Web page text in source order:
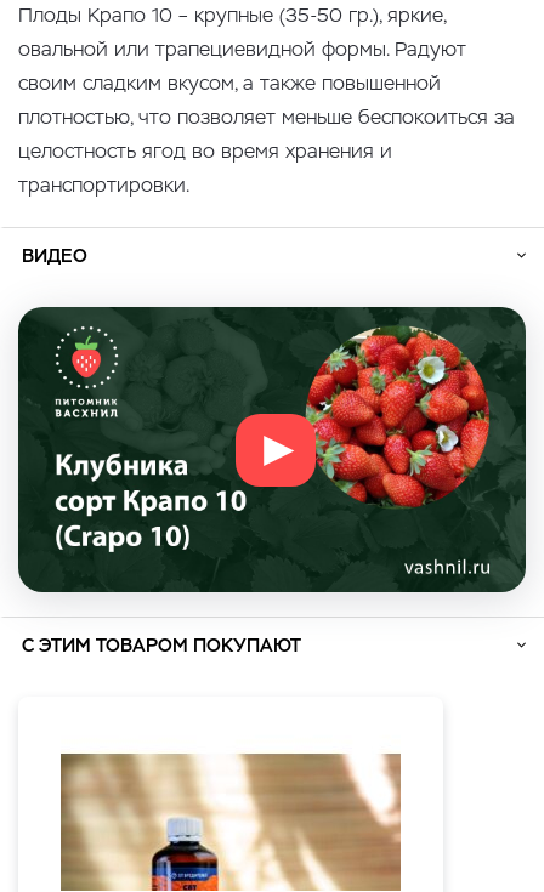
Плоды Крапо 10 – крупные (35-50 гр.), яркие,
овальной или трапециевидной формы. Радуют
своим сладким вкусом, а также повышенной
плотностью, что позволяет меньше беспокоиться за
целостность ягод во время хранения и
транспортировки.
ВИДЕО
С ЭТИМ ТОВАРОМ ПОКУПАЮТ